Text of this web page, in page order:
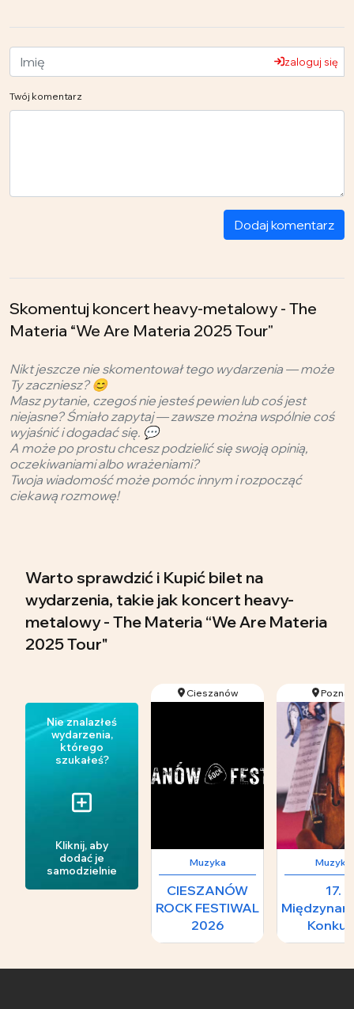
zaloguj się
Twój komentarz
Dodaj komentarz
Skomentuj koncert heavy-metalowy - The
Materia “We Are Materia 2025 Tour"
Nikt jeszcze nie skomentował tego wydarzenia — może
Ty zaczniesz? 😊
Masz pytanie, czegoś nie jesteś pewien lub coś jest
niejasne? Śmiało zapytaj — zawsze można wspólnie coś
wyjaśnić i dogadać się. 💬
A może po prostu chcesz podzielić się swoją opinią,
oczekiwaniami albo wrażeniami?
Twoja wiadomość może pomóc innym i rozpocząć
ciekawą rozmowę!
Warto sprawdzić i Kupić bilet na
wydarzenia, takie jak koncert heavy-
metalowy - The Materia “We Are Materia
2025 Tour"
Nie znalazłeś
wydarzenia,
którego
szukałeś?
Kliknij, aby
dodać je
samodzielnie
Cieszanów
Muzyka
CIESZANÓW
ROCK FESTIWAL
2026
Poznań
Muzyka
17.